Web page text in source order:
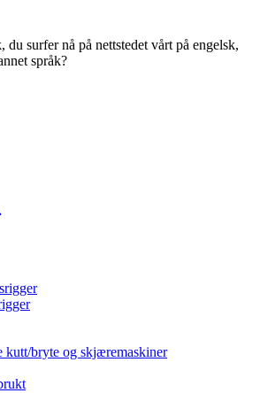
surfer nå på nettstedet vårt på engelsk,
språk?
kutt/bryte og skjæremaskiner